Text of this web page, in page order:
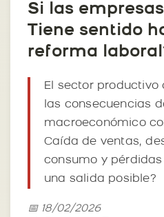
Si las
Tiene sentido
reforma
El sector productivo
las consecuencias
macroeconómico
Caída de ventas,
consumo y
una salida posible?
📅 18/02/2026